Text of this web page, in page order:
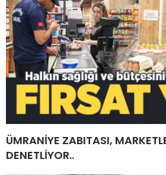
ÜMRANİYE ZABITASI,
DENETLİYOR..